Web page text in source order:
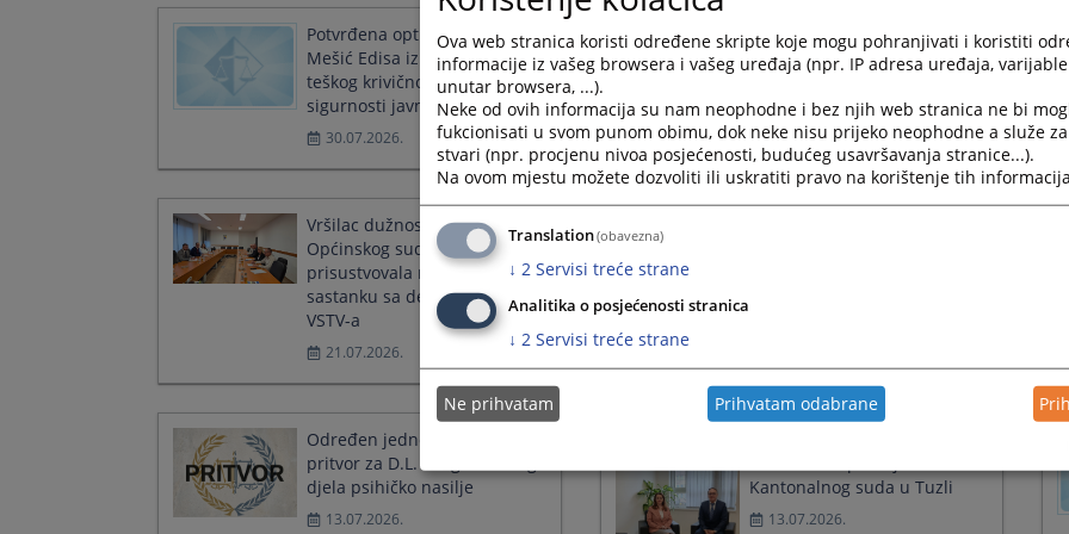
the
question
key
to
get
the
keyboard
Potvrđena optužnica protiv
Mešić Edisa iz Tuzle zbog
teškog krivičnog djela protiv
sigurnosti javnog prometa
30.07.2026.
Potvrđena optužnica protiv
R.H. zbog nasilja u porodici
Vršilac dužnosti predsjednika
Općinskog suda u Tuzli
prisustvovala radnom
sastanku sa delegacijom
VSTV-a
21.07.2026.
Određen jednomjesečni
pritvor za D.L. zbog krivičnog
djela psihičko nasilje
13.07.2026.
Kantonalnog suda u Tuzli
13.07.2026.
Ova web stranica koristi određene skripte koje mogu pohranjivati i koristiti
informacije iz vašeg browsera i vašeg uređaja (npr. IP adresa uređaja,
unutar browsera, ...).
Neke od ovih informacija su nam neophodne i bez njih web stranica ne bi
fukcionisati u svom punom obimu, dok neke nisu prijeko neophodne a služe
stvari (npr. procjenu nivoa posjećenosti, budućeg usavršavanja stranice...).
Na ovom mjestu možete dozvoliti ili uskratiti pravo na korištenje tih
Translation(obavezna)
↓ 2 Servisi treće strane
Analitika o posjećenosti stranica
↓ 2 Servisi treće strane
Ne prihvatam Prihvatam odabrane